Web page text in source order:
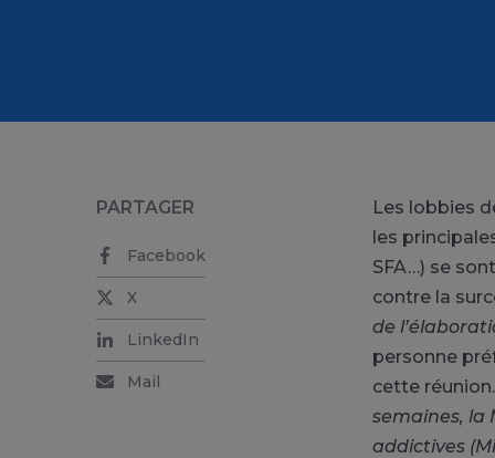
Les lobbies
les
SFA…) se
contre la
de
personne
cette réunion.
semaines, la
addictives
PARTAGER
Facebook
X
LinkedIn
Mail